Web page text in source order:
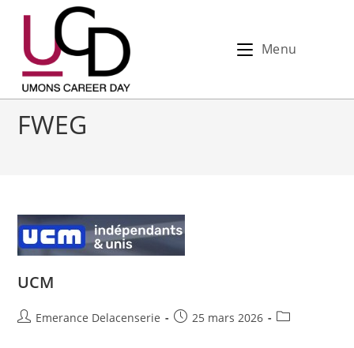
Menu
FWEG
UCM
Emerance Delacenserie 25 mars 2026